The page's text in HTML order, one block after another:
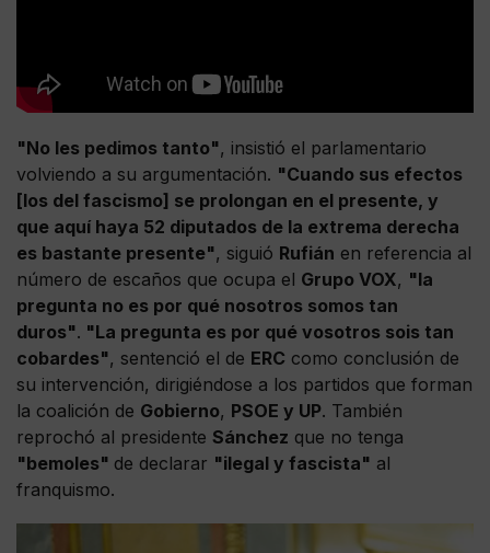
"No les pedimos tanto", insistió el parlamentario
volviendo a su argumentación. "Cuando sus efectos
[los del fascismo] se prolongan en el presente, y
que aquí haya 52 diputados de la extrema derecha
es bastante presente", siguió Rufián en referencia al
número de escaños que ocupa el Grupo VOX, "la
pregunta no es por qué nosotros somos tan
duros". "La pregunta es por qué vosotros sois tan
cobardes", sentenció el de ERC como conclusión de
su intervención, dirigiéndose a los partidos que forman
la coalición de Gobierno, PSOE y UP. También
reprochó al presidente Sánchez que no tenga
"bemoles" de declarar "ilegal y fascista" al
franquismo.